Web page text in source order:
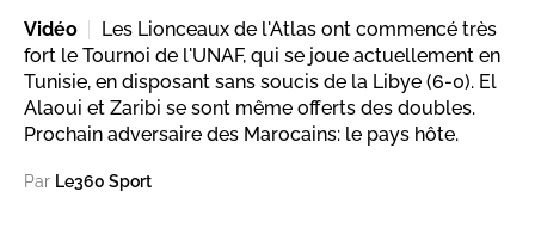
Vidéo
Les Lionceaux de l'Atlas ont commencé très
fort le Tournoi de l'UNAF, qui se joue actuellement en
Tunisie, en disposant sans soucis de la Libye (6-0). El
Alaoui et Zaribi se sont même offerts des doubles.
Prochain adversaire des Marocains: le pays hôte.
Par Le360 Sport